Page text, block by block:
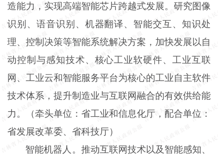
造能力，实现高端智能芯片跨越式发展。研究图像
识别、语音识别、机器翻译、智能交互、知识处
理、控制决策等智能系统解决方案，加快发展以自
动控制与感知技术、核心工业软硬件、工业互联
网、工业云和智能服务平台为核心的工业自主软件
技术体系，提升制造业与互联网融合的有效供给能
力。（牵头单位：省工业和信息化厅，配合单位：
省发展改革委、省科技厅）
智能机器人。推动互联网技术以及智能感知、